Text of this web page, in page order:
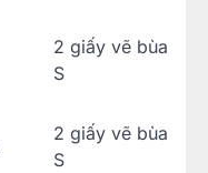
2 giấy vẽ bùa
S
2 giấy vẽ bùa
S